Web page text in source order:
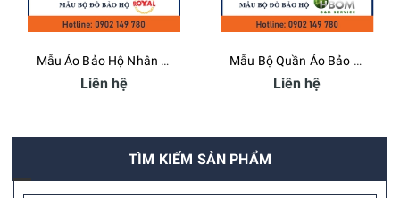
Mẫu Áo Bảo Hộ Nhân Viên Kỹ Thuật Royal Hoàng Gia
Liên hệ
Mẫu Bộ Quần Áo Bảo Hộ Lao Động Công Ty HBOM - Bamboo Uniform
Liên hệ
TÌM KIẾM SẢN PHẨM